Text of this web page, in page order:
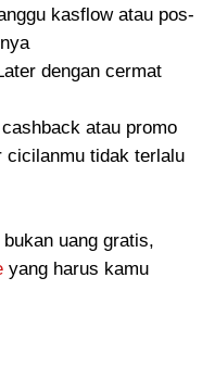
kasflow atau pos-
dengan cermat
atau promo
cicilanmu tidak terlalu
uang gratis,
yang harus kamu